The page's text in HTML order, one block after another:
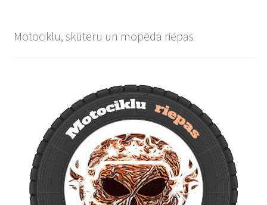
Motociklu, skūteru un mopēda riepas